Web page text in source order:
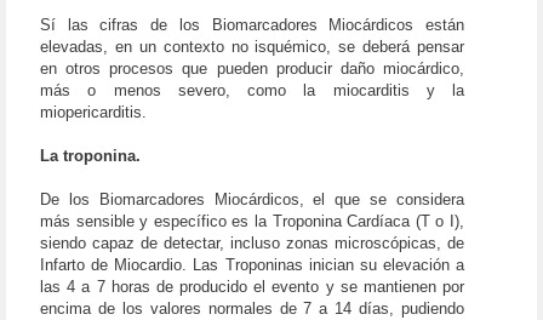
Sí las cifras de los Biomarcadores Miocárdicos están
elevadas, en un contexto no isquémico, se deberá pensar
en otros procesos que pueden producir daño miocárdico,
más o menos severo, como la miocarditis y la
miopericarditis.
La troponina.
De los Biomarcadores Miocárdicos, el que se considera
más sensible y específico es la Troponina Cardíaca (T o I),
siendo capaz de detectar, incluso zonas microscópicas, de
Infarto de Miocardio. Las Troponinas inician su elevación a
las 4 a 7 horas de producido el evento y se mantienen por
encima de los valores normales de 7 a 14 días, pudiendo